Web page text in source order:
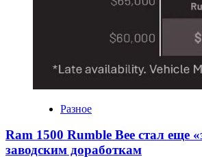
Разное
Ram 1500 Rumble Bee стал еще
заводским доработкам